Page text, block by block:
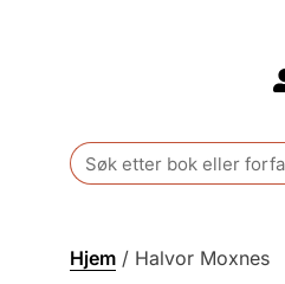
Search
for:
Hjem / Halvor Moxnes